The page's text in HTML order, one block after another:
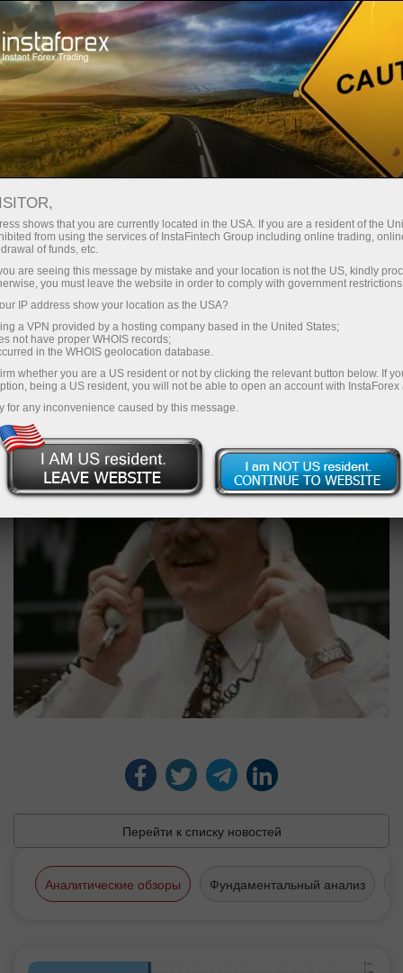
Новости рынка Форекс
РЋР¶РЁРҐР°РЅРЁСЏ
РЇРЅС‚СЂРΜР±РЁС‚РΜР»РΜР№
РЊРЁС‡РЁРІР°РЅР° РІ РЎРЁРЂ
СЂСЃС…РЅСЃР»РЁ РІ
Р°РЇСЂРΜР»РΜ РҐРЅ 46,1
РЇСЃРЅРЄС‚Р°
Перейти к списку новостей
Аналитические обзоры Фундаментальный анализ
shows that you are currently located in the USA. If you are a resident of the
from using the services of InstaFintech Group including online trading,
of funds, etc.
are seeing this message by mistake and your location is not the US, kindly
you must leave the website in order to comply with government
IP address show your location as the USA?
a VPN provided by a hosting company based in the United States;
not have proper WHOIS records;
in the WHOIS geolocation database.
whether you are a US resident or not by clicking the relevant button below. If
being a US resident, you will not be able to open an account with InstaForex
for any inconvenience caused by this message.